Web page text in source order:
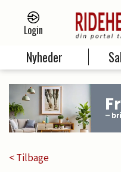
Login
Nyheder
< Tilbage